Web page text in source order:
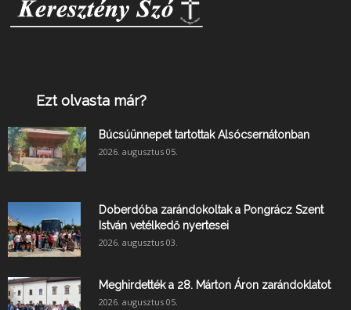
Ezt olvasta már?
Búcsúünnepet tartottak Alsócsernátonban
2026. augusztus 05.
Doberdóba zarándokoltak a Pongrácz Szent
István vetélkedő nyertesei
2026. augusztus 03.
Meghirdették a 28. Márton Áron zarándoklatot
2026. augusztus 05.